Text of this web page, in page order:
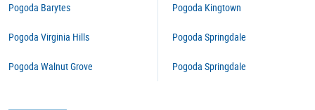
Pogoda Barytes
Pogoda Virginia Hills
Pogoda Walnut Grove
Pogoda Kingtown
Pogoda Springdale
Pogoda Springdale